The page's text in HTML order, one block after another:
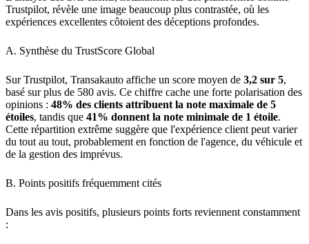
Trustpilot, révèle une image beaucoup plus contrastée, où les
expériences excellentes côtoient des déceptions profondes.
A. Synthèse du TrustScore Global
Sur Trustpilot, Transakauto affiche un score moyen de 3,2 sur 5,
basé sur plus de 580 avis. Ce chiffre cache une forte polarisation des
opinions : 48% des clients attribuent la note maximale de 5
étoiles, tandis que 41% donnent la note minimale de 1 étoile.
Cette répartition extrême suggère que l'expérience client peut varier
du tout au tout, probablement en fonction de l'agence, du véhicule et
de la gestion des imprévus.
B. Points positifs fréquemment cités
Dans les avis positifs, plusieurs points forts reviennent constamment
: